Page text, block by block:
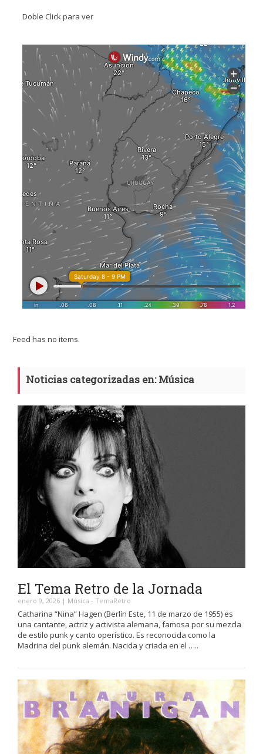
Doble Click para ver
Feed has no items.
Noticias categorizadas en: Música
El Tema Retro de la Jornada
enero 9, 2026 | Música - TemaRetro
Catharina “Nina” Hagen (Berlín Este, 11 de marzo de 1955) es
una cantante, actriz y activista alemana, famosa por su mezcla
de estilo punk y canto operístico. Es reconocida como la
Madrina del punk alemán. Nacida y criada en el …..